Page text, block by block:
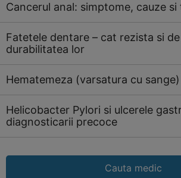
Cancerul anal: simptome, cauze
Fatetele dentare – cat rezista si
durabilitatea lor
Hematemeza (varsatura cu sange)
Helicobacter Pylori si ulcerele
diagnosticarii precoce
Cauta medic